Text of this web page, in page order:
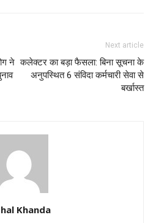
ने
Next article
कलेक्टर का बड़ा फैसला: बिना सूचना के
अनुपस्थित 6 संविदा कर्मचारी सेवा से
बर्खास्त
Khanda